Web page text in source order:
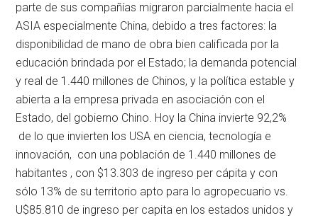
parte de sus compañías migraron parcialmente hacia el
ASIA especialmente China, debido a tres factores: la
disponibilidad de mano de obra bien calificada por la
educación brindada por el Estado; la demanda potencial
y real de 1.440 millones de Chinos, y la política estable y
abierta a la empresa privada en asociación con el
Estado, del gobierno Chino. Hoy la China invierte 92,2%
de lo que invierten los USA en ciencia, tecnología e
innovación, con una población de 1.440 millones de
habitantes , con $13.303 de ingreso per cápita y con
sólo 13% de su territorio apto para lo agropecuario vs.
U$85.810 de ingreso per capita en los estados unidos y